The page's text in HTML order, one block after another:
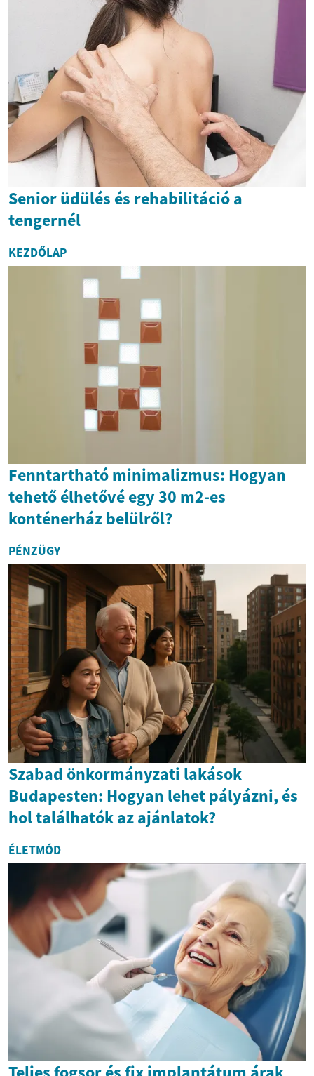
Senior üdülés és rehabilitáció a
tengernél
KEZDŐLAP
Fenntartható minimalizmus: Hogyan
tehető élhetővé egy 30 m2-es
konténerház belülről?
PÉNZÜGY
Szabad önkormányzati lakások
Budapesten: Hogyan lehet pályázni, és
hol találhatók az ajánlatok?
ÉLETMÓD